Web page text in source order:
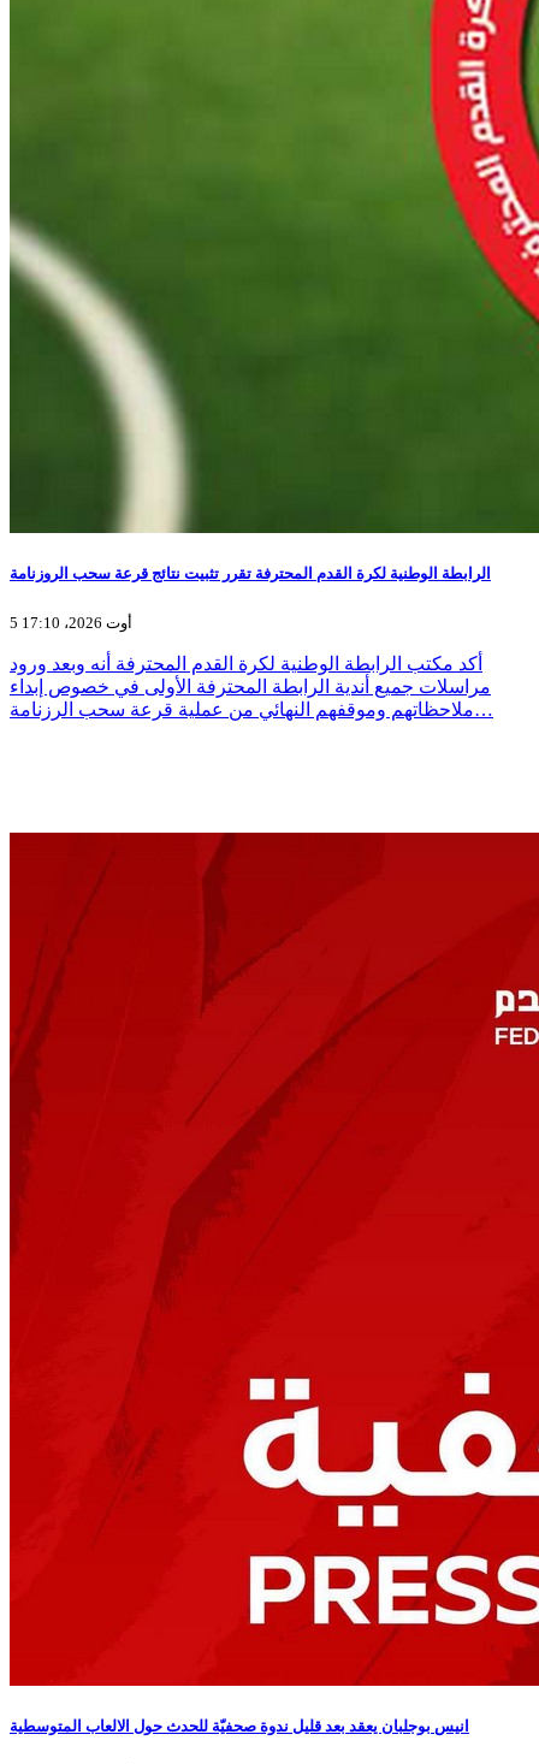
الرابطة الوطنية لكرة القدم المحترفة تقرر تثبيت نتائج قرعة سحب الروزنامة
5 أوت 2026، 17:10
أكد مكتب الرابطة الوطنية لكرة القدم المحترفة أنه وبعد ورود
مراسلات جميع أندية الرابطة المحترفة الأولى في خصوص إبداء
ملاحظاتهم وموقفهم النهائي من عملية قرعة سحب الرزنامة…
انيس بوجلبان يعقد بعد قليل ندوة صحفيّة للحدث حول الالعاب المتوسطية